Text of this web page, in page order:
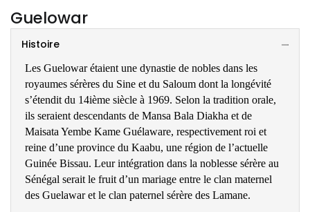
Guelowar
Histoire
Les Guelowar étaient une dynastie de nobles dans les
royaumes sérères du Sine et du Saloum dont la longévité
s’étendit du 14ième siècle à 1969. Selon la tradition orale,
ils seraient descendants de Mansa Bala Diakha et de
Maisata Yembe Kame Guélaware, respectivement roi et
reine d’une province du Kaabu, une région de l’actuelle
Guinée Bissau. Leur intégration dans la noblesse sérère au
Sénégal serait le fruit d’un mariage entre le clan maternel
des Guelawar et le clan paternel sérère des Lamane.